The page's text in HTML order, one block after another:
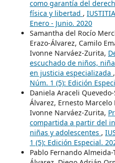
como garantía del
física y libertad ,
Enero - Junio. 2020
Samantha del Rocío
Erazo-Álvarez, Camilo
Ivonne Narváez-Zurita,
escuchado de niños,
en justicia especializada ,
Núm. 1 (5): Edición
Daniela Araceli
Álvarez, Ernesto Marcelo
Ivonne Narváez-Zurita,
compartida a partir del
niñas y adolescentes ,
1 (5): Edición Especial.
Pablo Fernando